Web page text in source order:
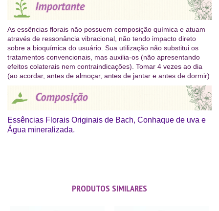
As essências florais não possuem composição química e atuam
através de ressonância vibracional, não tendo impacto direto
sobre a bioquímica do usuário. Sua utilização não substitui os
tratamentos convencionais, mas auxilia-os (não apresentando
efeitos colaterais nem contraindicações). Tomar 4 vezes ao dia
(ao acordar, antes de almoçar, antes de jantar e antes de dormir)
Essências Florais Originais de Bach, Conhaque de uva e
Água mineralizada.
PRODUTOS SIMILARES